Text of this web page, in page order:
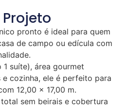
pronto é ideal para quem
de campo ou edícula com
suíte), área gourmet
cozinha, ele é perfeito para
12,00 × 17,00 m.
total sem beirais e cobertura